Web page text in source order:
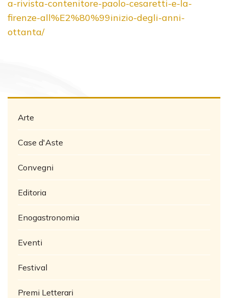
a-rivista-contenitore-paolo-cesaretti-e-la-
firenze-all%E2%80%99inizio-degli-anni-
ottanta/
Arte
Case d'Aste
Convegni
Editoria
Enogastronomia
Eventi
Festival
Premi Letterari